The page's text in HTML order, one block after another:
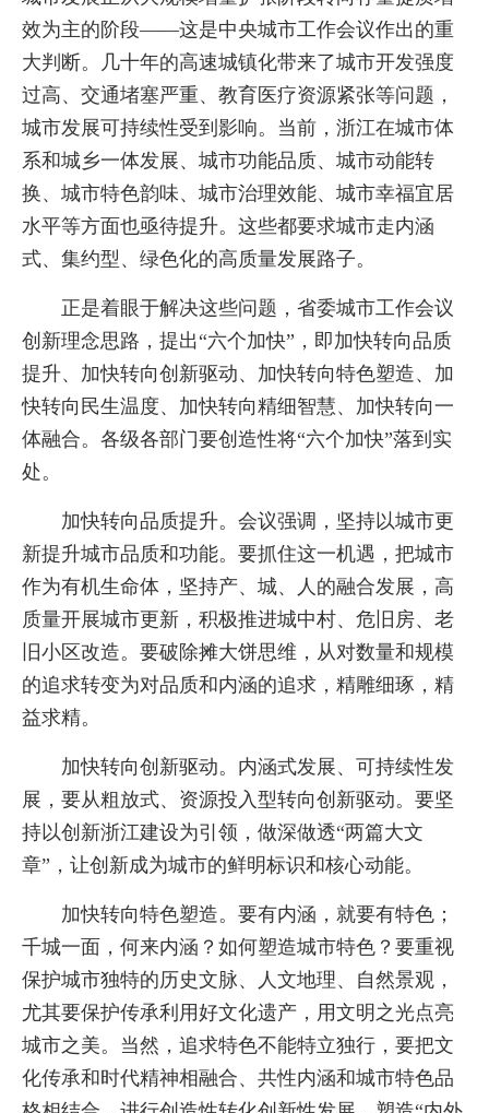
效为主的阶段——这是中央城市工作会议作出的重
大判断。几十年的高速城镇化带来了城市开发强度
过高、交通堵塞严重、教育医疗资源紧张等问题，
城市发展可持续性受到影响。当前，浙江在城市体
系和城乡一体发展、城市功能品质、城市动能转
换、城市特色韵味、城市治理效能、城市幸福宜居
水平等方面也亟待提升。这些都要求城市走内涵
式、集约型、绿色化的高质量发展路子。
正是着眼于解决这些问题，省委城市工作会议
创新理念思路，提出“六个加快”，即加快转向品质
提升、加快转向创新驱动、加快转向特色塑造、加
快转向民生温度、加快转向精细智慧、加快转向一
体融合。各级各部门要创造性将“六个加快”落到实
处。
加快转向品质提升。会议强调，坚持以城市更
新提升城市品质和功能。要抓住这一机遇，把城市
作为有机生命体，坚持产、城、人的融合发展，高
质量开展城市更新，积极推进城中村、危旧房、老
旧小区改造。要破除摊大饼思维，从对数量和规模
的追求转变为对品质和内涵的追求，精雕细琢，精
益求精。
加快转向创新驱动。内涵式发展、可持续性发
展，要从粗放式、资源投入型转向创新驱动。要坚
持以创新浙江建设为引领，做深做透“两篇大文
章”，让创新成为城市的鲜明标识和核心动能。
加快转向特色塑造。要有内涵，就要有特色；
千城一面，何来内涵？如何塑造城市特色？要重视
保护城市独特的历史文脉、人文地理、自然景观，
尤其要保护传承利用好文化遗产，用文明之光点亮
城市之美。当然，追求特色不能特立独行，要把文
化传承和时代精神相融合、共性内涵和城市特色品